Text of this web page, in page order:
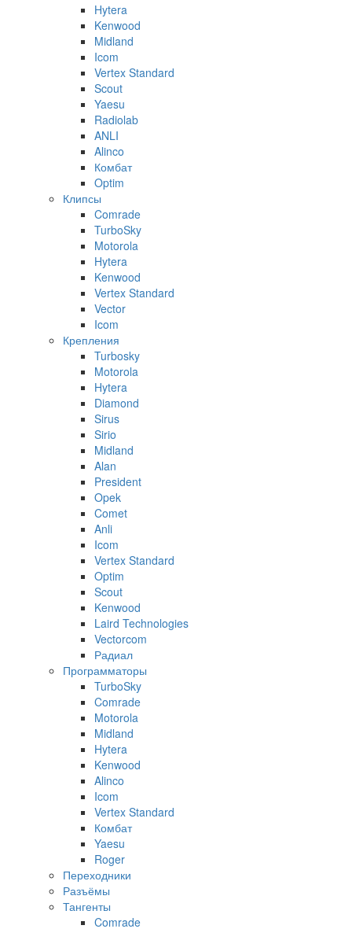
Hytera
Kenwood
Midland
Icom
Vertex Standard
Scout
Yaesu
Radiolab
ANLI
Alinco
Комбат
Optim
Клипсы
Comrade
TurboSky
Motorola
Hytera
Kenwood
Vertex Standard
Vector
Icom
Крепления
Turbosky
Motorola
Hytera
Diamond
Sirus
Sirio
Midland
Alan
President
Opek
Comet
Anli
Icom
Vertex Standard
Optim
Scout
Kenwood
Laird Technologies
Vectorcom
Радиал
Программаторы
TurboSky
Comrade
Motorola
Midland
Hytera
Kenwood
Alinco
Icom
Vertex Standard
Комбат
Yaesu
Roger
Переходники
Разъёмы
Тангенты
Comrade